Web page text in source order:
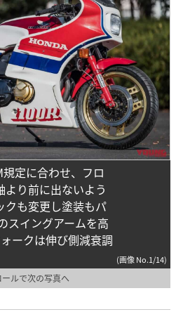
定に合わせ、フロ
り前に出ないよう
クも変更し塗装もパ
スイングアームを高
ークは伸び側減衰調
(画像 No.1/14)
ルで次の写真へ